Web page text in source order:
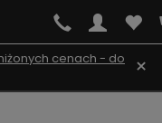
cenach - do
×